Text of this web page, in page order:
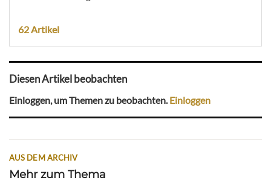
62 Artikel
Diesen Artikel beobachten
Einloggen, um Themen zu beobachten.Einloggen
AUS DEM ARCHIV
Mehr zum Thema